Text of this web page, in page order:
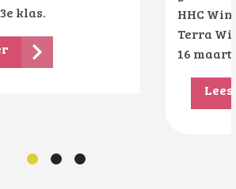
klas.
HHC
Terra
16 maart